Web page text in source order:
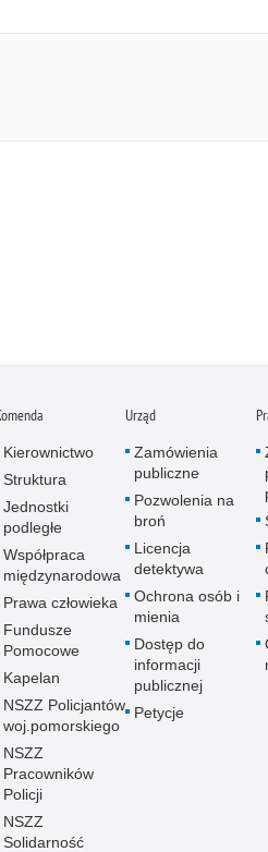
Kierownictwo
Struktura
Jednostki
podległe
Współpraca
międzynarodowa
Prawa człowieka
Fundusze
Pomocowe
Kapelan
NSZZ Policjantów
woj.pomorskiego
NSZZ
Pracowników
Policji
NSZZ
Solidarność
Urząd
Zamówienia
publiczne
Pozwolenia na
broń
Licencja
detektywa
Ochrona osób i
mienia
Dostęp do
informacji
publicznej
Petycje